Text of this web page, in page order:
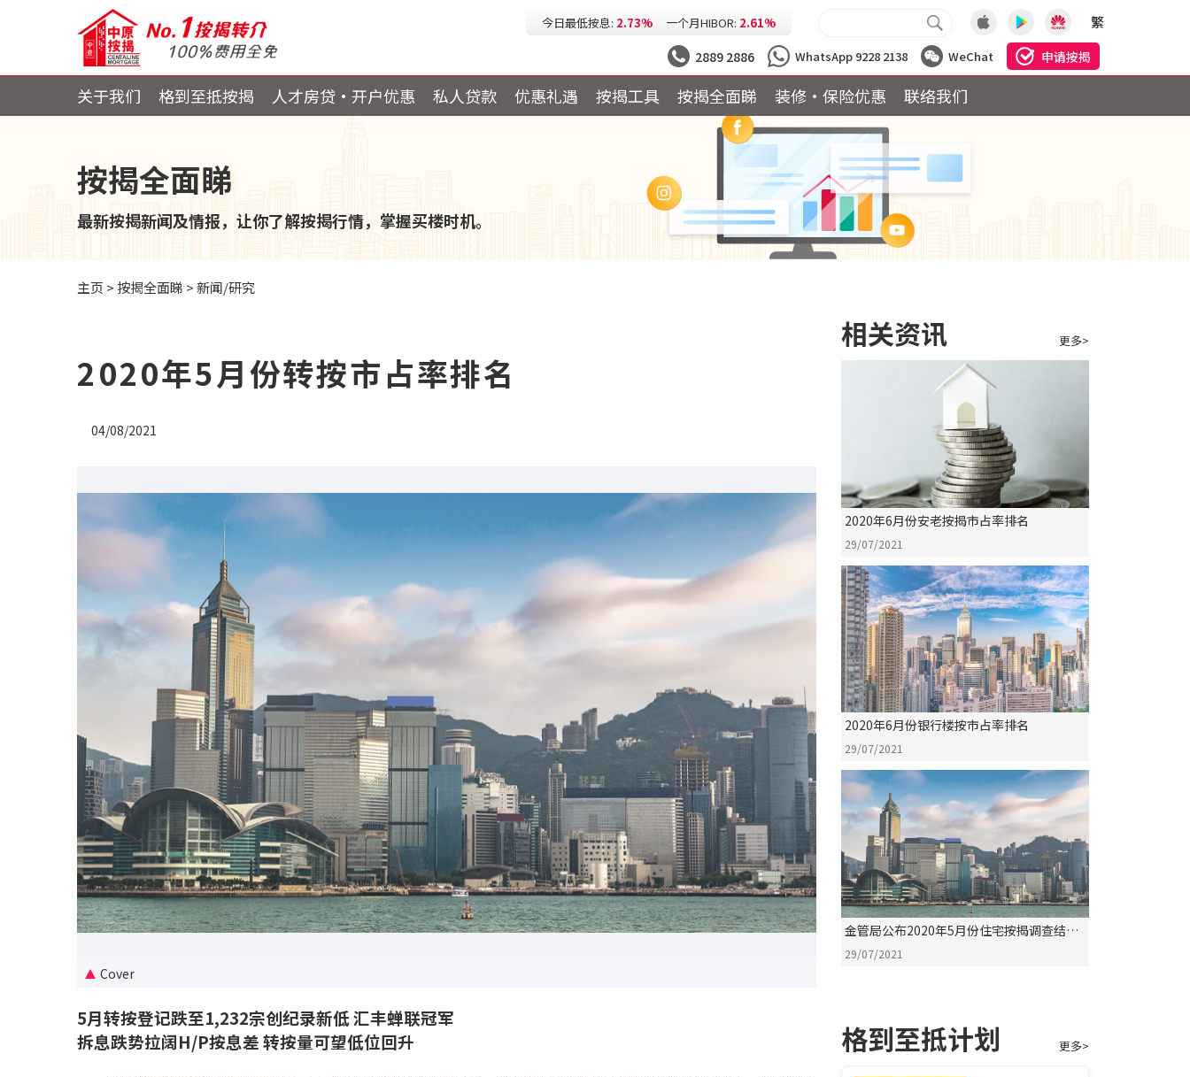
今日最低按息: 2.73% 一个月HIBOR: 2.61%
今日最低H按: 3.25%
繁
2889 2886 WhatsApp 9228 2138 WeChat 申请按揭
关于我们 格到至抵按揭 人才房贷・开户优惠 私人贷款 优惠礼遇 按揭工具 按揭全面睇 装修·保险优惠 联络我们
按揭全面睇
最新按揭新闻及情报，让你了解按揭行情，掌握买楼时机。
主页 >按揭全面睇 >新闻/研究
2020年5月份转按市占率排名
04/08/2021
Cover
5月转按登记跌至1,232宗创纪录新低 汇丰蝉联冠军
拆息跌势拉阔H/P按息差 转按量可望低位回升
相关资讯 更多>
2020年6月份安老按揭市占率排名
29/07/2021
2020年6月份银行楼按市占率排名
29/07/2021
金管局公布2020年5月份住宅按揭调查结果
评析
29/07/2021
格到至抵计划 更多>